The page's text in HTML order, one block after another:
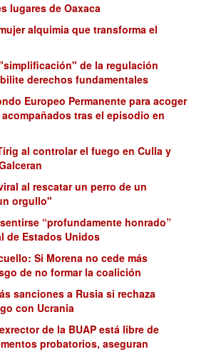
lugares de Oaxaca
alquimia que transforma el
de la regulación
derechos fundamentales
Europeo Permanente para acoger
tras el episodio en
al controlar el fuego en Culla y
al rescatar un perro de un
orgullo"
“profundamente honrado”
de Estados Unidos
Si Morena no cede más
de no formar la coalición
sanciones a Rusia si rechaza
con Ucrania
de la BUAP está libre de
probatorios, aseguran